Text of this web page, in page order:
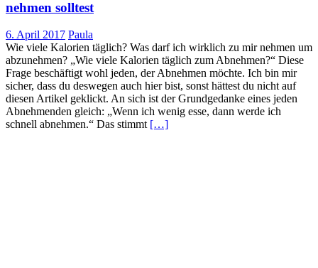
nehmen solltest
6. April 2017 Paula
Wie viele Kalorien täglich? Was darf ich wirklich zu mir nehmen um
abzunehmen? „Wie viele Kalorien täglich zum Abnehmen?“ Diese
Frage beschäftigt wohl jeden, der Abnehmen möchte. Ich bin mir
sicher, dass du deswegen auch hier bist, sonst hättest du nicht auf
diesen Artikel geklickt. An sich ist der Grundgedanke eines jeden
Abnehmenden gleich: „Wenn ich wenig esse, dann werde ich
schnell abnehmen.“ Das stimmt […]